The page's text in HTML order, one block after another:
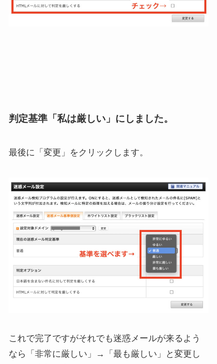
判定基準「私は厳しい」にしました。
最後に「変更」をクリックします。
これで完了ですがそれでも迷惑メールが来るよう
なら「非常に厳しい」→「最も厳しい」と変更し